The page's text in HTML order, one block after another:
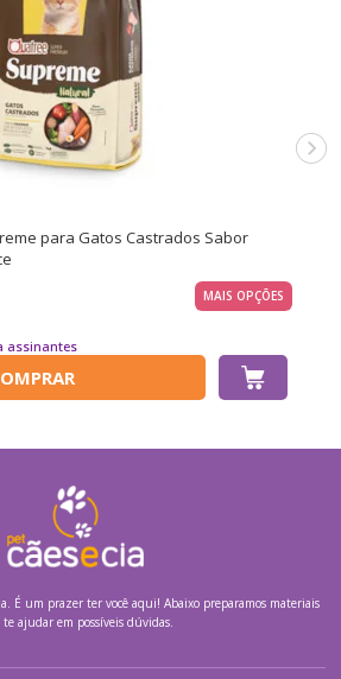
para Gatos Castrados Sabor
MAIS OPÇÕES
É um prazer ter você aqui! Abaixo preparamos materiais
te ajudar em possíveis dúvidas.